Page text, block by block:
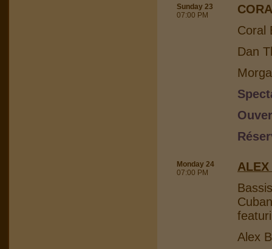
Sunday 23
07:00 PM
Coral
Dan
Monday 24
07:00 PM
Alex